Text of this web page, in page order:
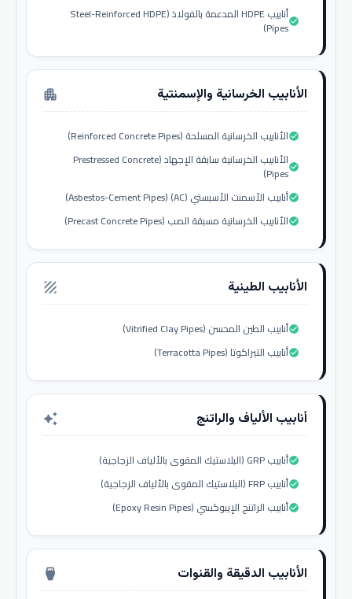
أنابيب HDPE المدعمة بالفولاذ (Steel-Reinforced HDPE
Pipes)check_circle
الأنابيب الخرسانية والإسمنتية apartment
الأنابيب الخرسانية المسلحة (Reinforced Concrete Pipes)check_circle
الأنابيب الخرسانية سابقة الإجهاد (Prestressed Concrete
Pipes)check_circle
أنابيب الأسمنت الأسبستي (AC) (Asbestos-Cement Pipes)check_circle
الأنابيب الخرسانية مسبقة الصب (Precast Concrete Pipes)check_circle
الأنابيب الطينية texture
أنابيب الطين المحسن (Vitrified Clay Pipes)check_circle
أنابيب التيراكوتا (Terracotta Pipes)check_circle
أنابيب الألياف والراتنج auto_awesome
أنابيب GRP (البلاستيك المقوى بالألياف الزجاجية)check_circle
أنابيب FRP (البلاستيك المقوى بالألياف الزجاجية)check_circle
أنابيب الراتنج الإيبوكسي (Epoxy Resin Pipes)check_circle
الأنابيب الدقيقة والقنوات settings_input_hdmi